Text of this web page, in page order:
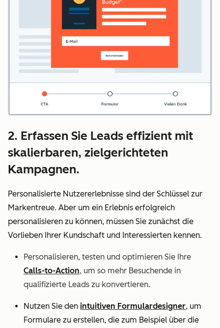
2. Erfassen Sie Leads effizient mit
skalierbaren, zielgerichteten
Kampagnen.
Personalisierte Nutzererlebnisse sind der Schlüssel zur
Markentreue. Aber um ein Erlebnis erfolgreich
personalisieren zu können, müssen Sie zunächst die
Vorlieben Ihrer Kundschaft und Interessierten kennen.
Personalisieren, testen und optimieren Sie Ihre
Calls-to-Action, um so mehr Besuchende in
qualifizierte Leads zu konvertieren.
Nutzen Sie den intuitiven Formulardesigner, um
Formulare zu erstellen, die zum Beispiel über die